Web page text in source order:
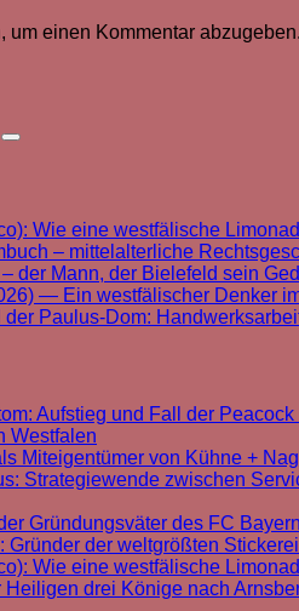
um einen Kommentar abzugeben.
Wie eine westfälische
– mittelalterliche
der Mann, der Bielefeld sein
— Ein westfälischer Denker
der Paulus-Dom:
Aufstieg und Fall der
Westfalen
Miteigentümer von Kühne +
Strategiewende zwischen
Gründungsväter des FC
Gründer der weltgrößten
Wie eine westfälische
drei Könige nach